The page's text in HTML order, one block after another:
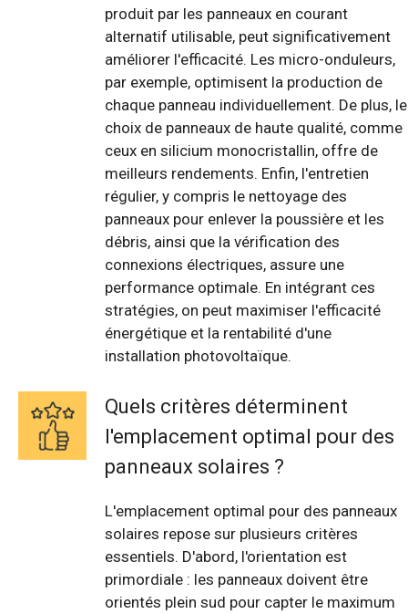
produit par les panneaux en courant
alternatif utilisable, peut significativement
améliorer l'efficacité. Les micro-onduleurs,
par exemple, optimisent la production de
chaque panneau individuellement. De plus, le
choix de panneaux de haute qualité, comme
ceux en silicium monocristallin, offre de
meilleurs rendements. Enfin, l'entretien
régulier, y compris le nettoyage des
panneaux pour enlever la poussière et les
débris, ainsi que la vérification des
connexions électriques, assure une
performance optimale. En intégrant ces
stratégies, on peut maximiser l'efficacité
énergétique et la rentabilité d'une
installation photovoltaïque.
Quels critères déterminent
l'emplacement optimal pour des
panneaux solaires ?
L'emplacement optimal pour des panneaux
solaires repose sur plusieurs critères
essentiels. D'abord, l'orientation est
primordiale : les panneaux doivent être
orientés plein sud pour capter le maximum